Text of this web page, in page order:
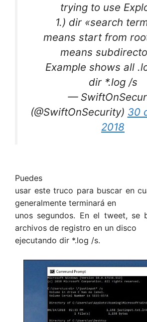
trying to use
1.) dir «search
means start from
means
Example shows all
dir *.log /s
—
(@SwiftOnSecurity) 30
2018
Puedes
usar este truco para buscar en
generalmente terminará en
unos segundos. En el tweet, se
archivos de registro en un disco
ejecutando dir *.log /s.